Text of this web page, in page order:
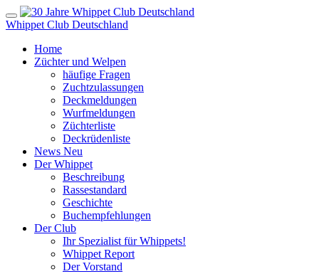
Whippet Club Deutschland
Home
Züchter und Welpen
häufige Fragen
Zuchtzulassungen
Deckmeldungen
Wurfmeldungen
Züchterliste
Deckrüdenliste
News Neu
Der Whippet
Beschreibung
Rassestandard
Geschichte
Buchempfehlungen
Der Club
Ihr Spezialist für Whippets!
Whippet Report
Der Vorstand